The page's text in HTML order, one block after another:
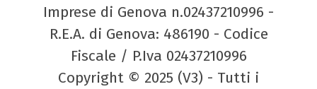
Imprese di Genova n.02437210996 -
R.E.A. di Genova: 486190 - Codice
Fiscale / P.Iva 02437210996
Copyright © 2025 (V3) - Tutti i